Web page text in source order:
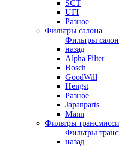
SCT
UFI
Разное
Фильтры салона
Фильтры
назад
Alpha Filter
Bosch
GoodWill
Hengst
Разное
Japanparts
Mann
Фильтры
Фильтры
назад